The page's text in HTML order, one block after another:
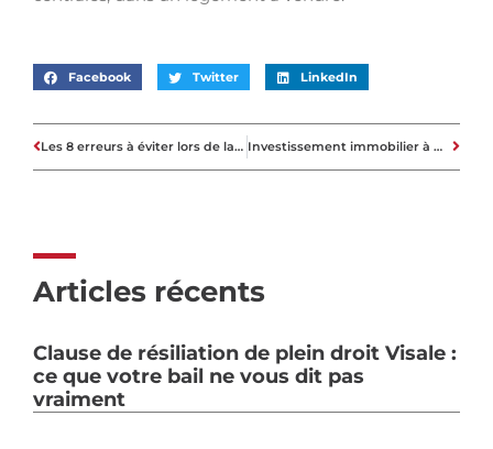
Facebook Twitter LinkedIn
Les 8 erreurs à éviter lors de la vente de votre maison Investissement immobilier à Marseille : un bon plan ?
Articles récents
Clause de résiliation de plein droit Visale :
ce que votre bail ne vous dit pas
vraiment